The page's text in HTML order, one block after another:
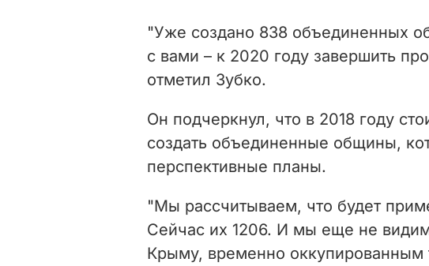
i
e
o
"Уже создано 838 объединенных
с вами – к 2020 году завершить
отметил Зубко.
Он подчеркнул, что в 2018 году
создать объединенные общины,
перспективные планы.
"Мы рассчитываем, что будет
Сейчас их 1206. И мы еще не
Крыму, временно оккупированным